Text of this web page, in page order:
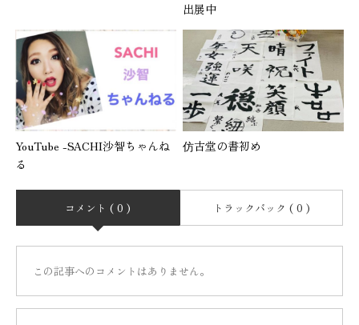
出展中
YouTube -SACHI沙智ちゃんね
る
仿古堂の書初め
コメント ( 0 ) トラックバック ( 0 )
この記事へのコメントはありません。